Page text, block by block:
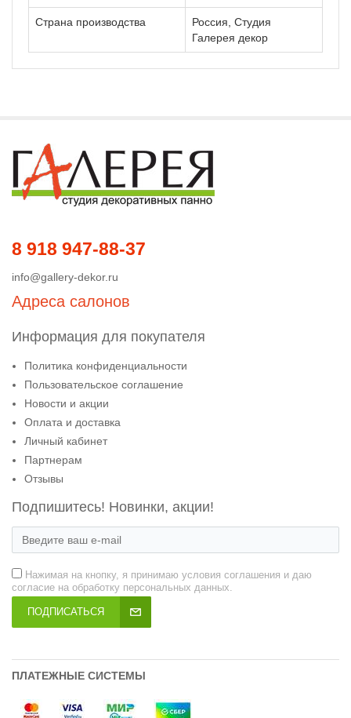
Страна производства
Россия, Студия
Галерея декор
8 918 947-88-37
info@gallery-dekor.ru
Адреса салонов
Информация для покупателя
Политика конфиденциальности
Пользовательское соглашение
Новости и акции
Оплата и доставка
Личный кабинет
Партнерам
Отзывы
Подпишитесь! Новинки, акции!
Нажимая на кнопку, я принимаю условия соглашения и даю
согласие на обработку персональных данных.
ПОДПИСАТЬСЯ
ПЛАТЕЖНЫЕ СИСТЕМЫ